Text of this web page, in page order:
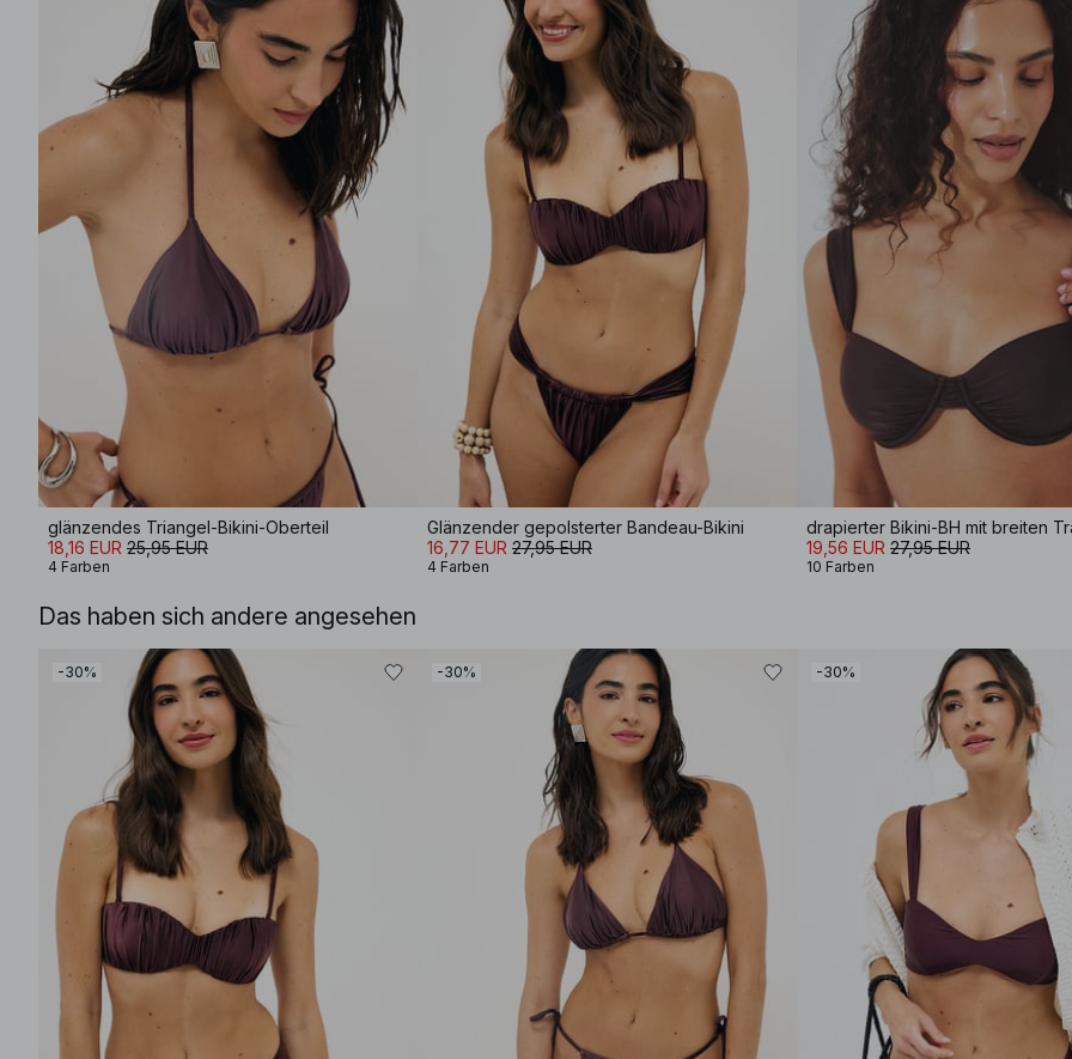
glänzendes Triangel-Bikini-Oberteil
18,16 EUR 25,95 EUR
4 Farben
Glänzender gepolsterter Bandeau-Bikini
16,77 EUR 27,95 EUR
4 Farben
drapierter Bikini-BH mit breiten
19,56 EUR 27,95 EUR
10 Farben
Das haben sich andere angesehen
-30% -30% -30%